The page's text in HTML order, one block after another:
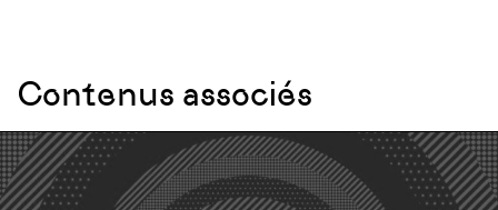
Contenus associés